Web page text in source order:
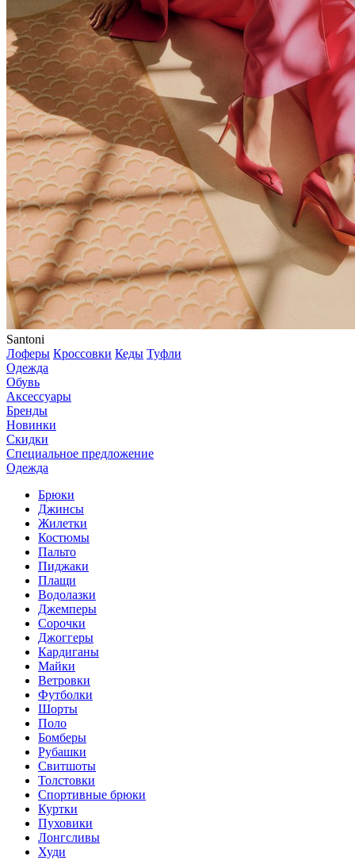
Santoni
Лоферы Кроссовки Кеды Туфли
Одежда
Обувь
Аксессуары
Бренды
Новинки
Скидки
Специальное предложение
Одежда
Брюки
Джинсы
Жилетки
Костюмы
Пальто
Пиджаки
Плащи
Водолазки
Джемперы
Сорочки
Джоггеры
Кардиганы
Майки
Ветровки
Футболки
Шорты
Поло
Бомберы
Рубашки
Свитшоты
Толстовки
Спортивные брюки
Куртки
Пуховики
Лонгсливы
Худи